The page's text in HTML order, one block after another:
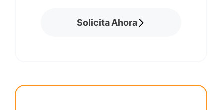
Solicita Ahora